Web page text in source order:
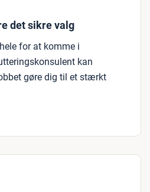
det sikre valg
for at komme i
kan
gøre dig til et stærkt